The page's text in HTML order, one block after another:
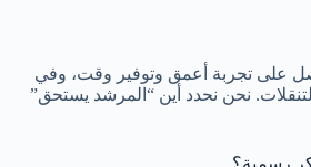
على تجربة أعمق وتوفير وقت، وفي
نحن نحدد أين “المرشد يستحق”